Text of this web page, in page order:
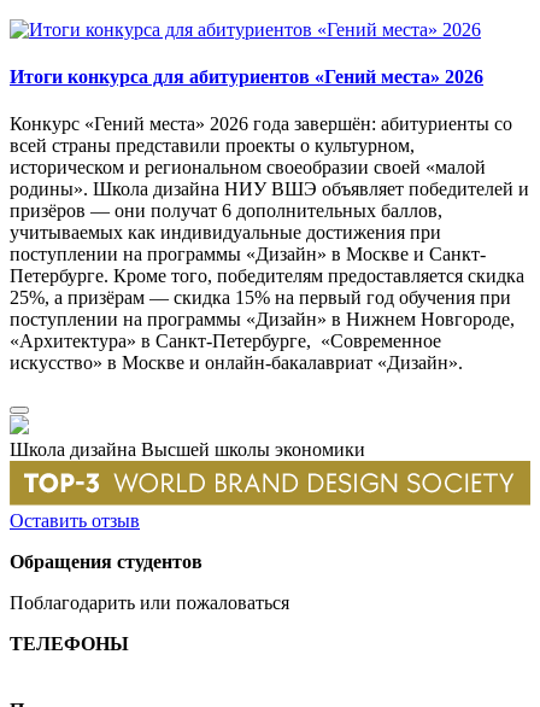
Итоги конкурса для абитуриентов «Гений места» 2026
Конкурс «Гений места» 2026 года завершён: абитуриенты со
всей страны представили проекты о культурном,
историческом и региональном своеобразии своей «малой
родины». Школа дизайна НИУ ВШЭ объявляет победителей и
призёров — они получат 6 дополнительных баллов,
учитываемых как индивидуальные достижения при
поступлении на программы «Дизайн» в Москве и Санкт-
Петербурге. Кроме того, победителям предоставляется скидка
25%, а призёрам — скидка 15% на первый год обучения при
поступлении на программы «Дизайн» в Нижнем Новгороде,
«Архитектура» в Санкт-Петербурге, «Современное
искусство» в Москве и онлайн-бакалавриат «Дизайн».
Школа дизайна Высшей школы экономики
Оставить отзыв
Обращения студентов
Поблагодарить или пожаловаться
ТЕЛЕФОНЫ